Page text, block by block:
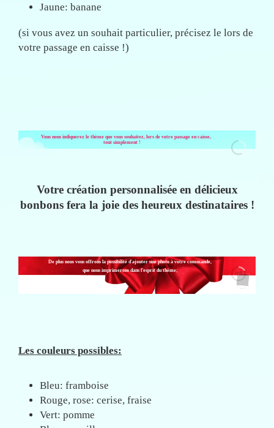
Jaune: banane
(si vous avez un souhait particulier, précisez le lors de
votre passage en caisse !)
Vous nous indiquerez le thème que vous souhaitez, lors de votre passage en caisse,
tout simplement !
Votre création personnalisée en délicieux
bonbons fera la joie des heureux destinataires !
De plus nous vous offrons la possibilité d'ajouter une photo à votre commande,
que nous imprimerons dans l'esprit du thème;
Ce service vous est offert !
Les couleurs possibles:
Bleu: framboise
Rouge, rose: cerise, fraise
Vert: pomme